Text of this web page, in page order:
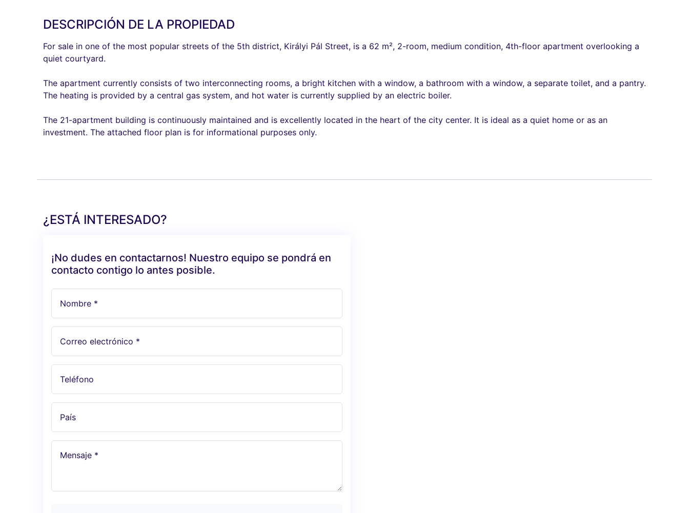
DESCRIPCIÓN DE LA PROPIEDAD
For sale in one of the most popular streets of the 5th district, Királyi Pál Street, is a 62 m², 2-room, medium condition, 4th-floor apartment overlooking a
quiet courtyard.
The apartment currently consists of two interconnecting rooms, a bright kitchen with a window, a bathroom with a window, a separate toilet, and a pantry.
The heating is provided by a central gas system, and hot water is currently supplied by an electric boiler.
The 21-apartment building is continuously maintained and is excellently located in the heart of the city center. It is ideal as a quiet home or as an
investment. The attached floor plan is for informational purposes only.
¿ESTÁ INTERESADO?
¡No dudes en contactarnos! Nuestro equipo se pondrá en
contacto contigo lo antes posible.
Nombre *
Correo electrónico *
Teléfono
País
Mensaje *